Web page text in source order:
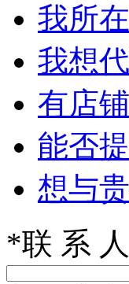
我所
我想
有店
能否
想与
*联 系